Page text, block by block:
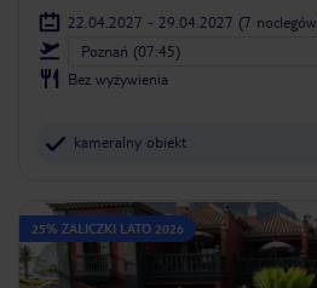
22.04.2027 - 29.04.2027 (7
Poznań (07:45)
Bez wyżywienia
kameralny obiekt
25% ZALICZKI LATO 2026